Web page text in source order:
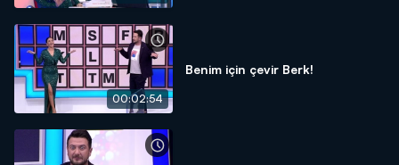
00:02:54
Benim için çevir Berk!